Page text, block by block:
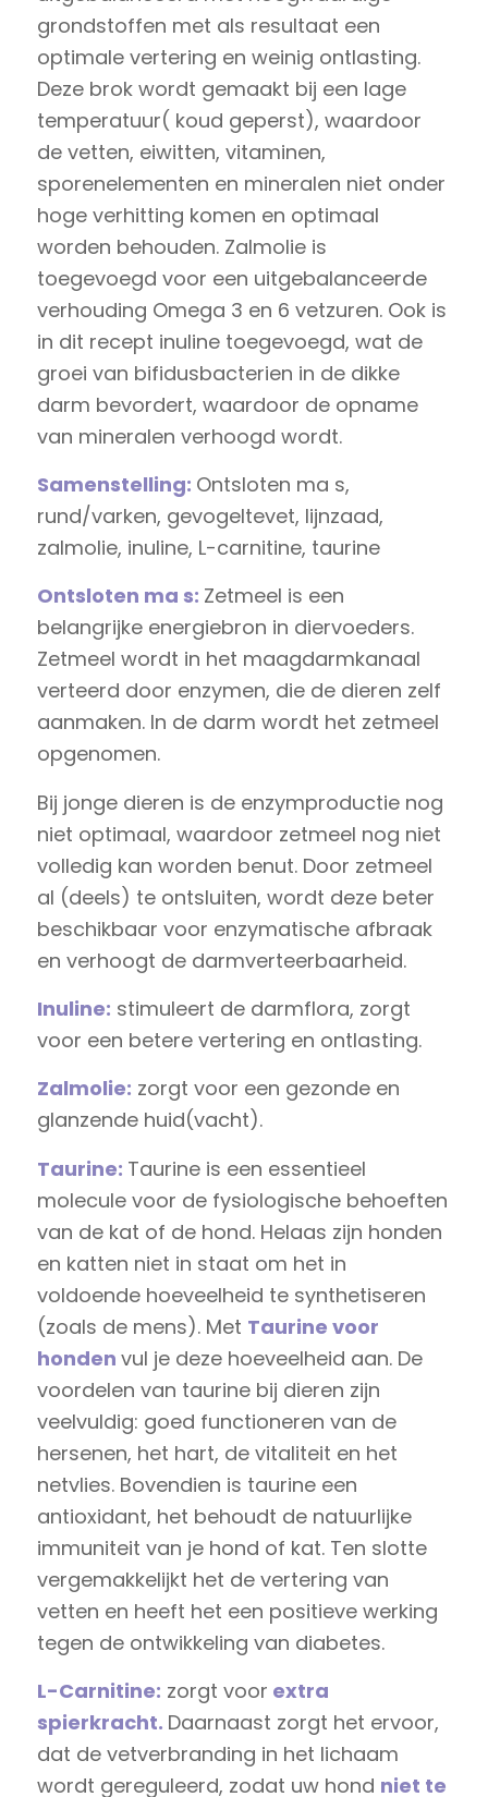
grondstoffen met als resultaat een
optimale vertering en weinig ontlasting.
Deze brok wordt gemaakt bij een lage
temperatuur( koud geperst), waardoor
de vetten, eiwitten, vitaminen,
sporenelementen en mineralen niet onder
hoge verhitting komen en optimaal
worden behouden. Zalmolie is
toegevoegd voor een uitgebalanceerde
verhouding Omega 3 en 6 vetzuren. Ook is
in dit recept inuline toegevoegd, wat de
groei van bifidusbacterien in de dikke
darm bevordert, waardoor de opname
van mineralen verhoogd wordt.
Samenstelling: Ontsloten ma s,
rund/varken, gevogeltevet, lijnzaad,
zalmolie, inuline, L-carnitine, taurine
Ontsloten ma s: Zetmeel is een
belangrijke energiebron in diervoeders.
Zetmeel wordt in het maagdarmkanaal
verteerd door enzymen, die de dieren zelf
aanmaken. In de darm wordt het zetmeel
opgenomen.
Bij jonge dieren is de enzymproductie nog
niet optimaal, waardoor zetmeel nog niet
volledig kan worden benut. Door zetmeel
al (deels) te ontsluiten, wordt deze beter
beschikbaar voor enzymatische afbraak
en verhoogt de darmverteerbaarheid.
Inuline: stimuleert de darmflora, zorgt
voor een betere vertering en ontlasting.
Zalmolie: zorgt voor een gezonde en
glanzende huid(vacht).
Taurine: Taurine is een essentieel
molecule voor de fysiologische behoeften
van de kat of de hond. Helaas zijn honden
en katten niet in staat om het in
voldoende hoeveelheid te synthetiseren
(zoals de mens). Met Taurine voor
honden vul je deze hoeveelheid aan. De
voordelen van taurine bij dieren zijn
veelvuldig: goed functioneren van de
hersenen, het hart, de vitaliteit en het
netvlies. Bovendien is taurine een
antioxidant, het behoudt de natuurlijke
immuniteit van je hond of kat. Ten slotte
vergemakkelijkt het de vertering van
vetten en heeft het een positieve werking
tegen de ontwikkeling van diabetes.
L-Carnitine: zorgt voor extra
spierkracht. Daarnaast zorgt het ervoor,
dat de vetverbranding in het lichaam
wordt gereguleerd, zodat uw hond niet te